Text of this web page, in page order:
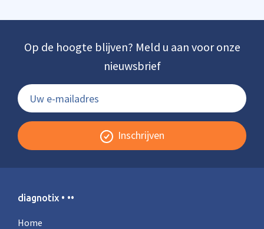
Op de hoogte blijven? Meld u aan voor onze
nieuwsbrief
Inschrijven
diagnotix • ••
Home